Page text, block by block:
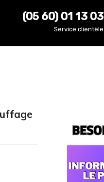
(05 60) 01 13 03
Service clientèle